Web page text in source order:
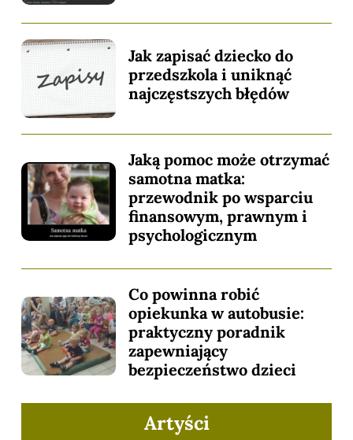
Jak zapisać dziecko do
przedszkola i uniknąć
najczęstszych błędów
Jaką pomoc może otrzymać
samotna matka:
przewodnik po wsparciu
finansowym, prawnym i
psychologicznym
Co powinna robić
opiekunka w autobusie:
praktyczny poradnik
zapewniający
bezpieczeństwo dzieci
Artyści